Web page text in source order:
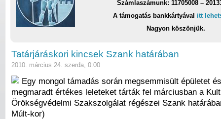
Számlaszámunk: 11705008 –
A támogatás bankkártyával itt
Nagyon köszönjük.
Tatárjáráskori kincsek Szank határában
2010. március 24. szerda, 0:00
Egy mongol támadás során megsemmisült épületet
megmaradt értékes leleteket tárták fel márciusban a
Örökségvédelmi Szakszolgálat régészei Szank
Múlt-kor)